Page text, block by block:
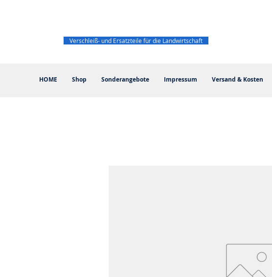
HOME Shop Sonderangebote Impressum Versand & Kosten
Verschleiß- und Ersatzteile für die Landwirtschaft